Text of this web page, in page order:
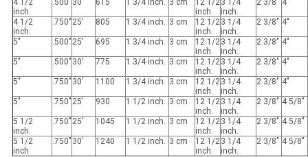
4 1/2
inch.
.500" 30' 615 1 3/4 inch. 3 cm
12 1/2
inch.
3 1/4
inch.
2 3/8" 4"
4 1/2
inch.
.750" 25' 805 1 3/4 inch. 3 cm
12 1/2
inch.
3 1/4
inch.
2 3/8" 4"
5" .500" 25' 695 1 3/4 inch. 3 cm
12 1/2
inch.
3 1/4
inch.
2 3/8" 4"
5" .500" 30' 775 1 3/4 inch. 3 cm
12 1/2
inch.
3 1/4
inch.
2 3/8" 4"
5" .750" 30' 1100 1 3/4 inch. 3 cm
12 1/2
inch.
3 1/4
inch.
2 3/8" 4"
5" .750" 25' 930 1 1/2 inch. 3 cm
12 1/2
inch.
3 1/4
inch.
2 3/8" 4 5/8"
5 1/2
inch.
.750" 25' 1045 1 1/2 inch. 3 cm
12 1/2
inch.
3 1/4
inch.
2 3/8" 4 5/8"
5 1/2
inch.
.750" 30' 1240 1 1/2 inch. 3 cm
12 1/2
inch.
3 1/4
inch.
2 3/8" 4 5/8"